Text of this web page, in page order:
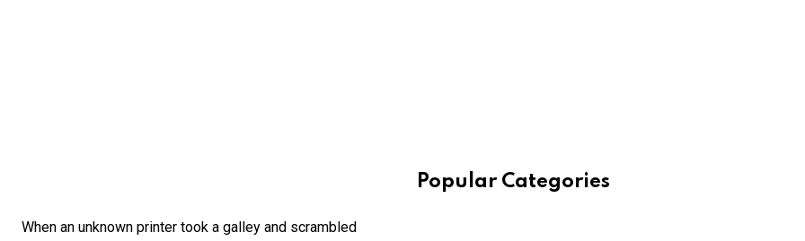
When an unknown printer took a galley and scrambled
Popular Categories